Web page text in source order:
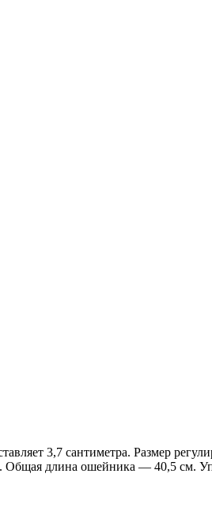
3,7 сантиметра. Размер
длина ошейника — 40,5 см.